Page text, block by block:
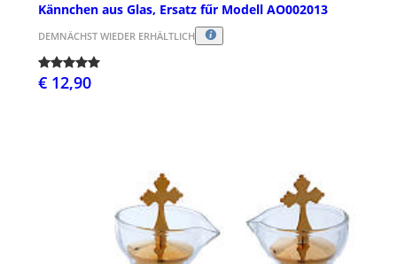
Kännchen aus Glas, Ersatz fűr Modell AO002013
DEMNÄCHST WIEDER ERHÄLTLICH
€ 12,90